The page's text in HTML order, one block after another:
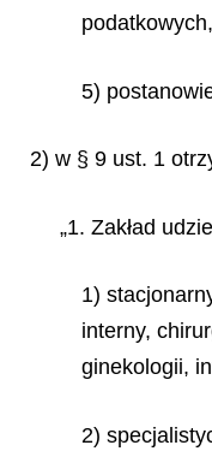
podatkowych,
5)
2) w § 9 ust. 1
„1. Zakład
1)
interny,
ginekologii,
2)